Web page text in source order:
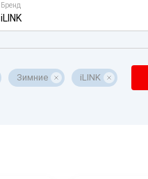
Бренд
iLINK
Зимние iLINK